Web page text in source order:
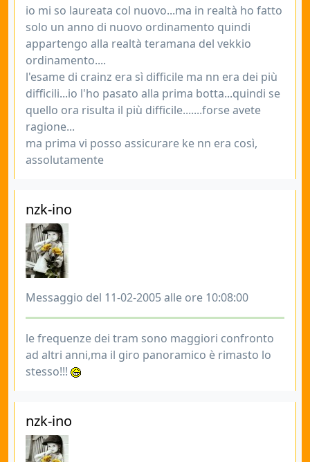
io mi so laureata col nuovo...ma in realtà ho fatto
solo un anno di nuovo ordinamento quindi
appartengo alla realtà teramana del vekkio
ordinamento....
l'esame di crainz era sì difficile ma nn era dei più
difficili...io l'ho pasato alla prima botta...quindi se
quello ora risulta il più difficile.......forse avete
ragione...
ma prima vi posso assicurare ke nn era così,
assolutamente
nzk-ino
Messaggio del 11-02-2005 alle ore 10:08:00
le frequenze dei tram sono maggiori confronto
ad altri anni,ma il giro panoramico è rimasto lo
stesso!!!
nzk-ino